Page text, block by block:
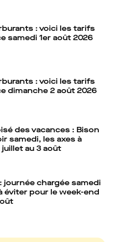
: voici les tarifs
samedi 1er août 2026
: voici les tarifs
dimanche 2 août 2026
des vacances : Bison
samedi, les axes à
au 3 août
journée chargée samedi
éviter pour le week-end